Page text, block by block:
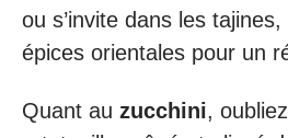
ou s’invite dans les
épices orientales pour un
Quant au zucchini,